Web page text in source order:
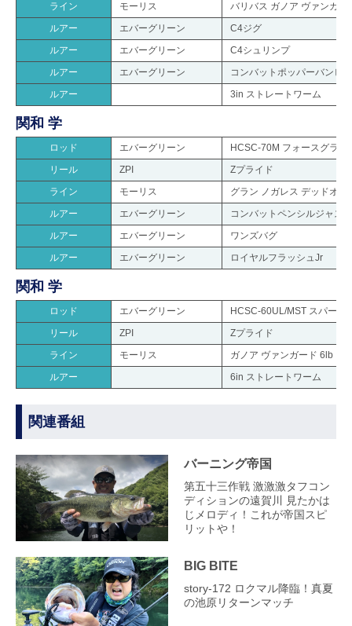
ライン
モーリス
バリバス ガノア ヴァンガー
ルアー
エバーグリーン
C4ジグ
ルアー
エバーグリーン
C4シュリンプ
ルアー
エバーグリーン
コンバットポッパーバンビ
ルアー
3in ストレートワーム
関和 学
ロッド エバーグリーン
HCSC-70M フォースグラン
リール
ZPI
Zプライド
ライン
モーリス
グラン ノガレス デッドオ
ルアー
エバーグリーン
コンバットペンシルジャス
ルアー
エバーグリーン
ワンズバグ
ルアー
エバーグリーン ロイヤルフラッシュJr
関和 学
ロッド エバーグリーン
HCSC-60UL/MST スパーク
リール
ZPI
Zプライド
ライン
モーリス
ガノア ヴァンガード 6lb
ルアー
6in ストレートワーム
関連番組
バーニング帝国
第五十三作戦 激激激タフコン
ディションの遠賀川 見たかは
じメロディ！これが帝国スピ
リットや！
BIG BITE
story‐172 ロクマル降臨！真夏
の池原リターンマッチ